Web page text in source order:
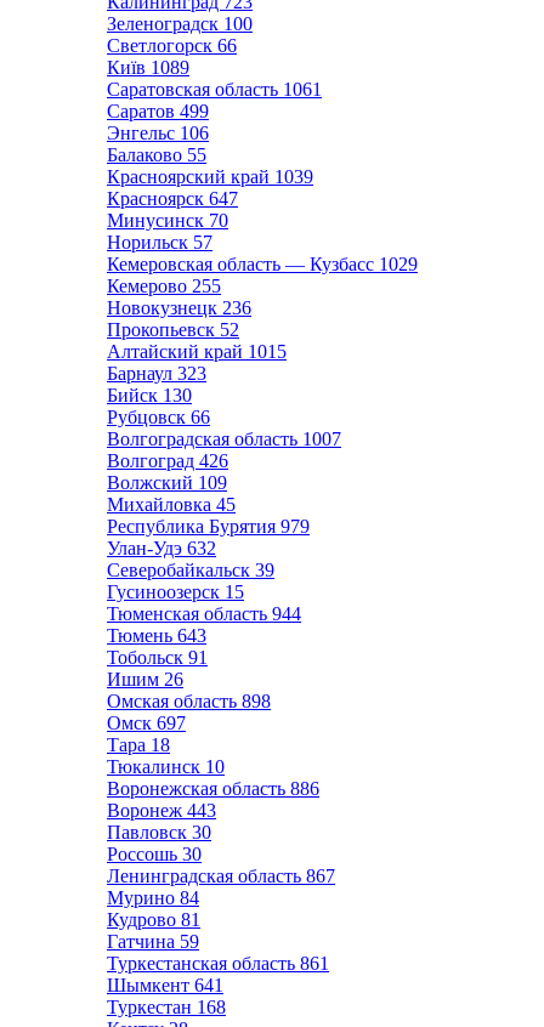
Зеленоградск 100
Светлогорск 66
Київ 1089
Саратовская область 1061
Саратов 499
Энгельс 106
Балаково 55
Красноярский край 1039
Красноярск 647
Минусинск 70
Норильск 57
Кемеровская область — Кузбасс 1029
Кемерово 255
Новокузнецк 236
Прокопьевск 52
Алтайский край 1015
Барнаул 323
Бийск 130
Рубцовск 66
Волгоградская область 1007
Волгоград 426
Волжский 109
Михайловка 45
Республика Бурятия 979
Улан-Удэ 632
Северобайкальск 39
Гусиноозерск 15
Тюменская область 944
Тюмень 643
Тобольск 91
Ишим 26
Омская область 898
Омск 697
Тара 18
Тюкалинск 10
Воронежская область 886
Воронеж 443
Павловск 30
Россошь 30
Ленинградская область 867
Мурино 84
Кудрово 81
Гатчина 59
Туркестанская область 861
Шымкент 641
Туркестан 168